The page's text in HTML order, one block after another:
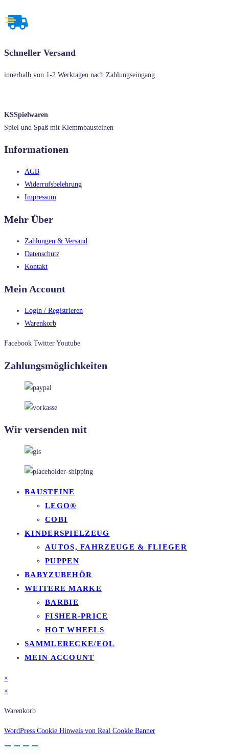
Schneller Versand
innerhalb von 1-2 Werktagen nach Zahlungseingang
KSSpielwaren
Spiel und Spaß mit Klemmbausteinen
Informationen
AGB
Widerrufsbelehrung
Impressum
Mehr Über
Zahlungen & Versand
Datenschutz
Kontakt
Mein Account
Login / Registrieren
Warenkorb
Facebook Twitter Youtube
Zahlungsmöglichkeiten
Wir versenden mit
BAUSTEINE
LEGO®
COBI
KINDERSPIELZEUG
AUTOS, FAHRZEUGE & FLIEGER
PUPPEN
BABYZUBEHÖR
WEITERE MARKE
BARBIE
FISHER-PRICE
HOT WHEELS
SAMMLERECKE/EOL
MEIN ACCOUNT
×
×
Warenkorb
WordPress Cookie Hinweis von Real Cookie Banner